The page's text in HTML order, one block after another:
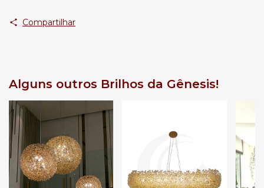
Compartilhar
Alguns outros Brilhos da Gênesis!